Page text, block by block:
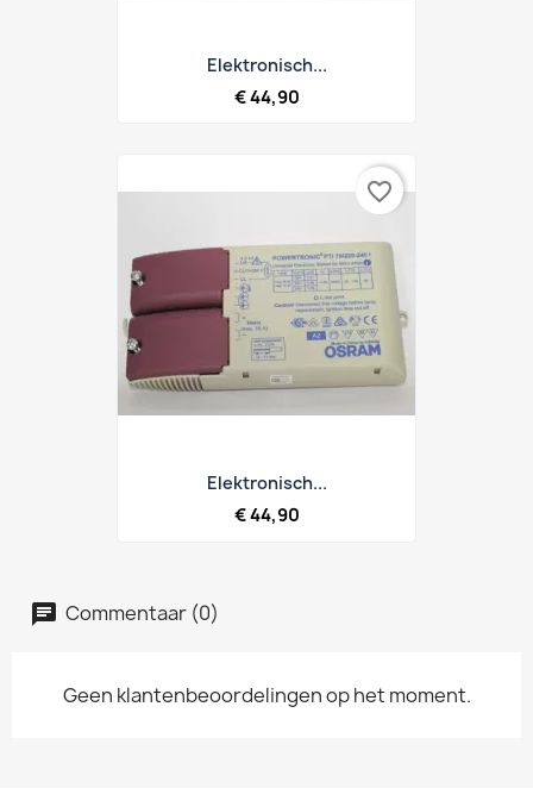
Elektronisch...
€ 44,90
Elektronisch...
€ 44,90
favorite_border
Commentaar (0)
Geen klantenbeoordelingen op het moment.